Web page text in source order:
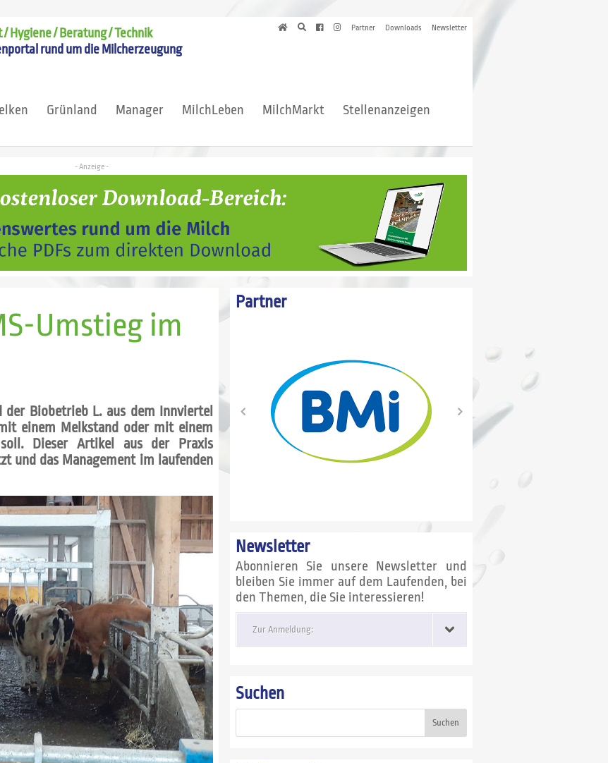
Partner Downloads Newsletter
/ Hygiene / Beratung / Technik
rund um die Milcherzeugung
Grünland Manager MilchLeben MilchMarkt
Stellenanzeigen
Umstieg im
der Biobetrieb L. aus dem Innviertel
einem Melkstand oder mit einem
Dieser Artikel aus der Praxis
und das ­Management im laufenden
Partner
Newsletter
Abonnieren Sie unsere Newsletter und
bleiben Sie immer auf dem Laufenden, bei
den Themen, die Sie interessieren!
Zur Anmeldung:
Suchen
Suchen